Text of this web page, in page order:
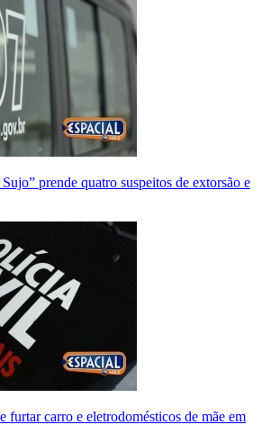
prende quatro suspeitos de extorsão e
furtar carro e eletrodomésticos de mãe em